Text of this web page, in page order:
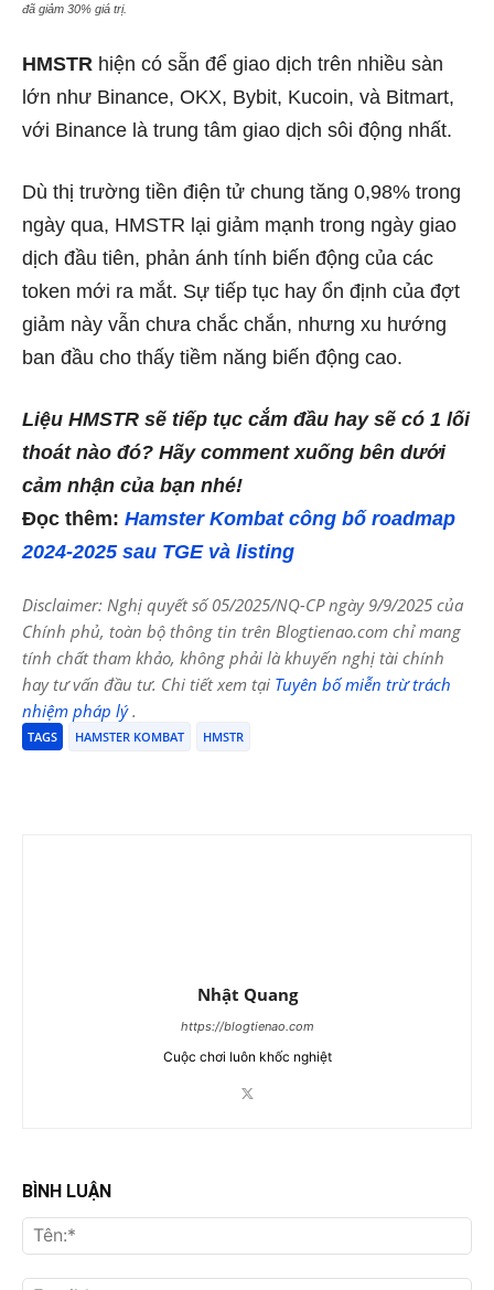
đã giảm 30% giá trị.
HMSTR hiện có sẵn để giao dịch trên nhiều sàn
lớn như Binance, OKX, Bybit, Kucoin, và Bitmart,
với Binance là trung tâm giao dịch sôi động nhất.
Dù thị trường tiền điện tử chung tăng 0,98% trong
ngày qua, HMSTR lại giảm mạnh trong ngày giao
dịch đầu tiên, phản ánh tính biến động của các
token mới ra mắt. Sự tiếp tục hay ổn định của đợt
giảm này vẫn chưa chắc chắn, nhưng xu hướng
ban đầu cho thấy tiềm năng biến động cao.
Liệu HMSTR sẽ tiếp tục cắm đầu hay sẽ có 1 lối
thoát nào đó? Hãy comment xuống bên dưới
cảm nhận của bạn nhé!
Đọc thêm: Hamster Kombat công bố roadmap
2024-2025 sau TGE và listing
Disclaimer: Nghị quyết số 05/2025/NQ-CP ngày 9/9/2025 của
Chính phủ, toàn bộ thông tin trên Blogtienao.com chỉ mang
tính chất tham khảo, không phải là khuyến nghị tài chính
hay tư vấn đầu tư. Chi tiết xem tại Tuyên bố miễn trừ trách
nhiệm pháp lý.
TAGS HAMSTER KOMBAT HMSTR
Nhật Quang
https://blogtienao.com
Cuộc chơi luôn khốc nghiệt
BÌNH LUẬN